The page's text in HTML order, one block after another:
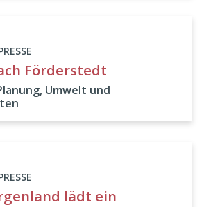
Förderstedt
Umwelt und
lädt ein